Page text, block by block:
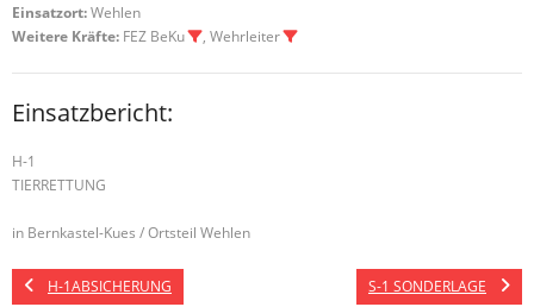
Einsatzort:Wehlen
Weitere Kräfte: FEZ BeKu , Wehrleiter
Einsatzbericht:
H-1
TIERRETTUNG
in Bernkastel-Kues / Ortsteil Wehlen
H-1ABSICHERUNG S-1 SONDERLAGE